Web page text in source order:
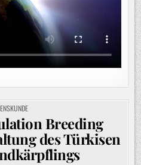
Breeding
des Türkisen